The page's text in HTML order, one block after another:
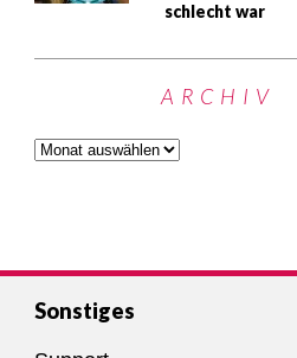
schlecht war
ARCHIV
Sonstiges